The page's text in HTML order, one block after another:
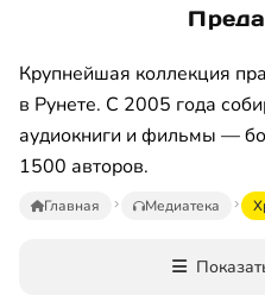
Крупнейшая коллекция
в Рунете. С 2005 года
аудиокниги и фильмы —
1500 авторов.
Главная Медиатека